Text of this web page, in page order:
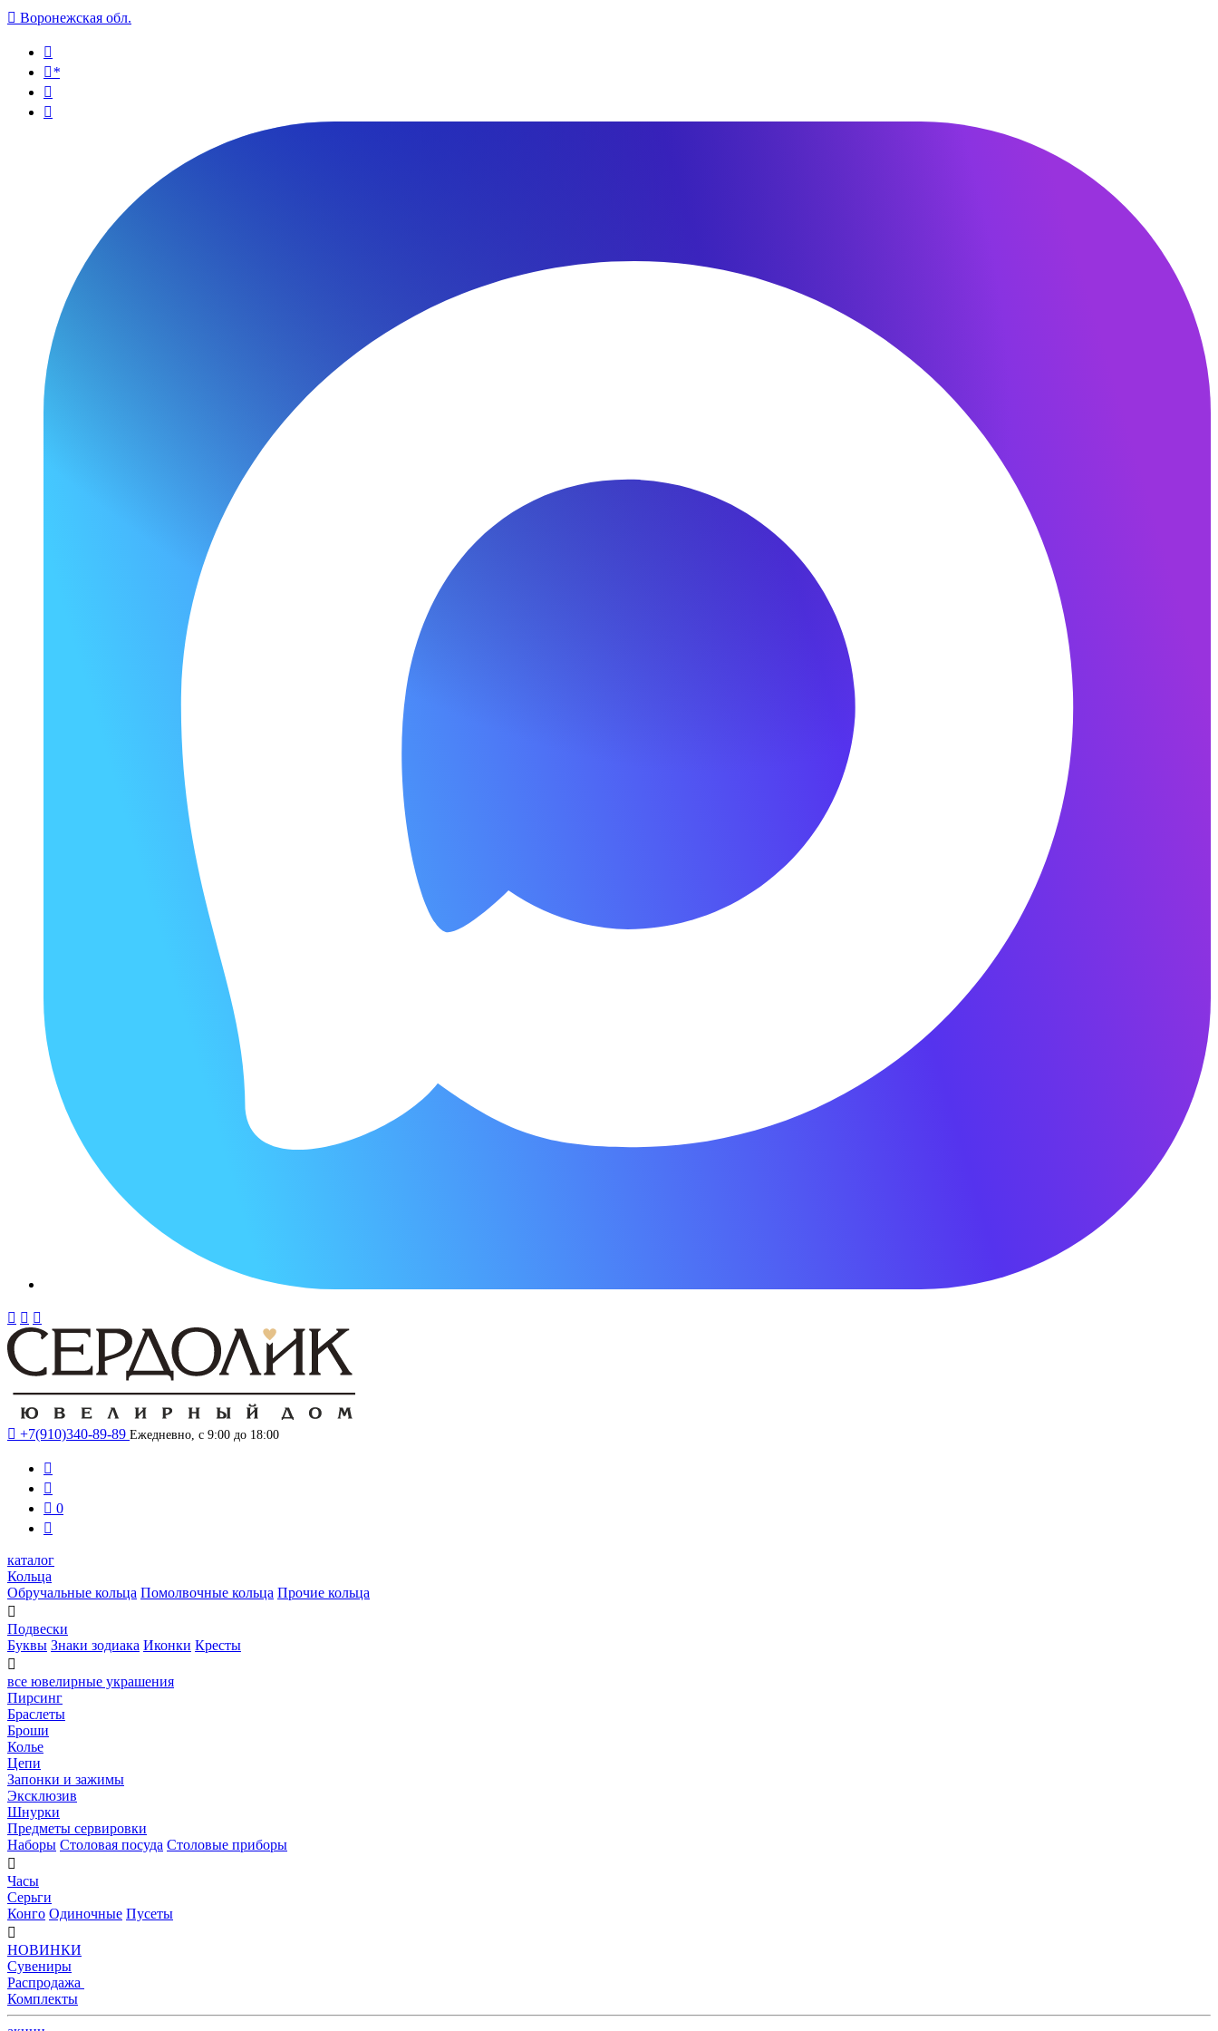
 Воронежская обл.

*


  
 +7(910)340-89-89 Ежедневно, с 9:00 до 18:00


 0

каталог
Кольца
Обручальные кольца Помолвочные кольца Прочие кольца

Подвески
Буквы Знаки зодиака Иконки Кресты

все ювелирные украшения
Пирсинг
Браслеты
Броши
Колье
Цепи
Запонки и зажимы
Эксклюзив
Шнурки
Предметы сервировки
Наборы Столовая посуда Столовые приборы

Часы
Серьги
Конго Одиночные Пусеты

НОВИНКИ
Сувениры
Распродажа
Комплекты